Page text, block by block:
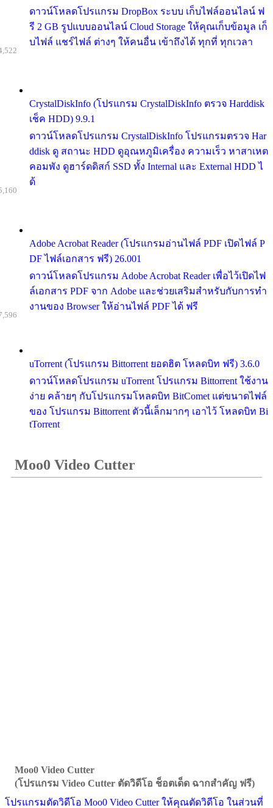
ดาวน์โหลดโปรแกรม DropBox ระบบ เก็บไฟล์ออนไลน์ ฟ
รี 2 GB รูปแบบออนไลน์ Cloud Storage ให้คุณเก็บข้อมูล เก็
บไฟล์ แชร์ไฟล์ ต่างๆ ให้คนอื่น เข้าถึงได้ ทุกที่ ทุกเวลา
CrystalDiskInfo (โปรแกรม CrystalDiskInfo ตรวจ Harddisk
เช็ค HDD) 9.9.1
ดาวน์โหลดโปรแกรม CrystalDiskInfo โปรแกรมตรวจ Har
ddisk ดู สถานะ HDD ดูอุณหภูมิเครื่อง ความเร็ว หาสาเหต
คอมพัง ดูฮาร์ดดิสก์ SSD ทั้ง Internal และ External HDD ไ
ด้
Adobe Acrobat Reader (โปรแกรมอ่านไฟล์ PDF เปิดไฟล์ P
DF ไฟล์เอกสาร ฟรี) 26.001
ดาวน์โหลดโปรแกรม Adobe Acrobat Reader เพื่อไว้เปิดไฟ
ล์เอกสาร PDF จาก Adobe และช่วยเสริมสำหรับกับการทำ
งานของ Browser ให้อ่านไฟล์ PDF ได้ ฟรี
uTorrent (โปรแกรม Bittorrent ยอดฮิต โหลดบิท ฟรี) 3.6.0
ดาวน์โหลดโปรแกรม uTorrent โปรแกรม Bittorrent ใช้งาน
ง่าย คล้ายๆ กับโปรแกรมโหลดบิท BitComet แต่ขนาดไฟล์
ของ โปรแกรม Bittorrent ตัวนี้เล็กมากๆ เอาไว้ โหลดบิท Bi
tTorrent
Moo0 Video Cutter
Moo0 Video Cutter
(โปรแกรม Video Cutter ตัดวิดีโอ ช็อตเด็ด ฉากสำคัญ ฟรี)
โปรแกรมตัดวิดีโอ Moo0 Video Cutter ให้คุณตัดวิดีโอ ในส่วนที่